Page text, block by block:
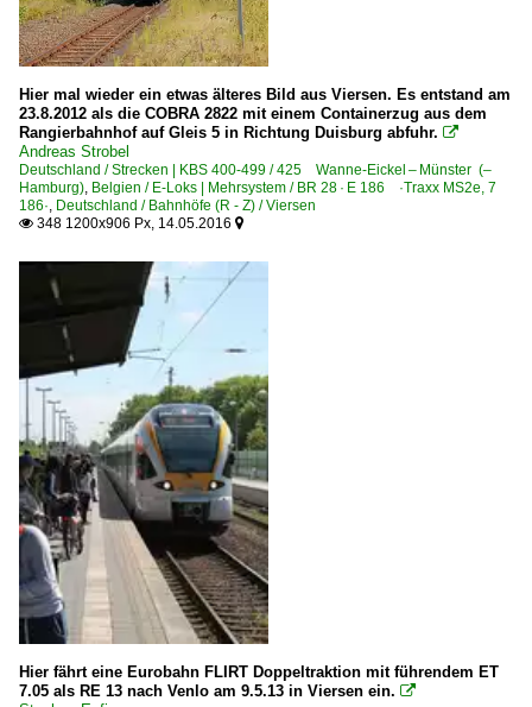
Hier mal wieder ein etwas älteres Bild aus Viersen. Es entstand am
23.8.2012 als die COBRA 2822 mit einem Containerzug aus dem
Rangierbahnhof auf Gleis 5 in Richtung Duisburg abfuhr. 
Andreas Strobel
Deutschland / Strecken | KBS 400-499 / 425 Wanne-Eickel – Münster (–
Hamburg), Belgien / E-Loks | Mehrsystem / BR 28 · E 186 ·Traxx MS2e, 7
186·, Deutschland / Bahnhöfe (R - Z) / Viersen
 348 1200x906 Px, 14.05.2016 
Hier fährt eine Eurobahn FLIRT Doppeltraktion mit führendem ET
7.05 als RE 13 nach Venlo am 9.5.13 in Viersen ein. 